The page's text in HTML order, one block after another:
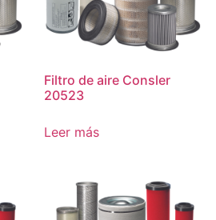
Filtro de aire Consler
20523
Leer más